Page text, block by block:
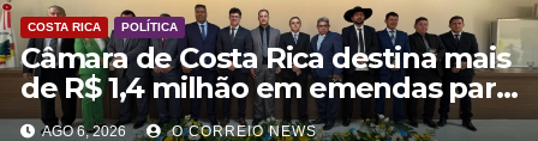
COSTA RICA POLÍTICA
Câmara de Costa Rica destina mais
de R$ 1,4 milhão em emendas para
investimentos em diversas áreas
AGO 6, 2026 O CORREIO NEWS